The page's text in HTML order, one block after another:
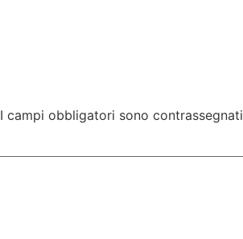
I campi obbligatori sono contrassegnati